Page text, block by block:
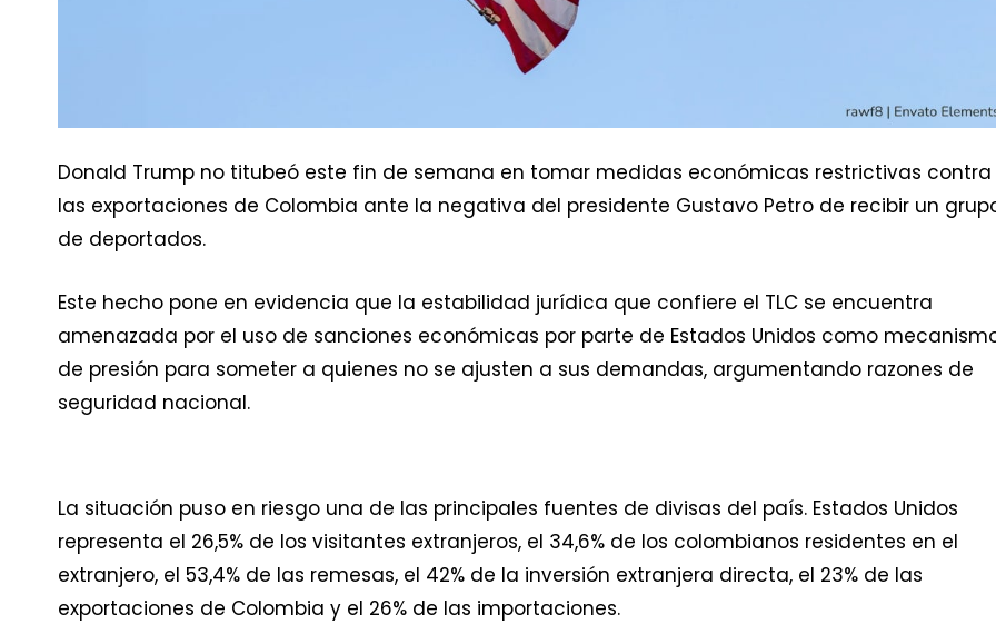
Donald Trump no titubeó este fin de semana en tomar medidas económicas restrictivas contra
las exportaciones de Colombia ante la negativa del presidente Gustavo Petro de recibir un
de deportados.
Este hecho pone en evidencia que la estabilidad jurídica que confiere el TLC se encuentra
amenazada por el uso de sanciones económicas por parte de Estados Unidos como
de presión para someter a quienes no se ajusten a sus demandas, argumentando razones de
seguridad nacional.
La situación puso en riesgo una de las principales fuentes de divisas del país. Estados Unidos
representa el 26,5% de los visitantes extranjeros, el 34,6% de los colombianos residentes en el
extranjero, el 53,4% de las remesas, el 42% de la inversión extranjera directa, el 23% de las
exportaciones de Colombia y el 26% de las importaciones.